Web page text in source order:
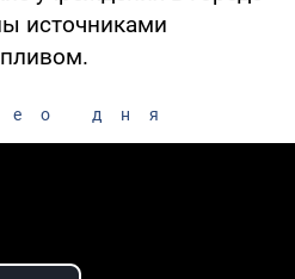
источниками
дня